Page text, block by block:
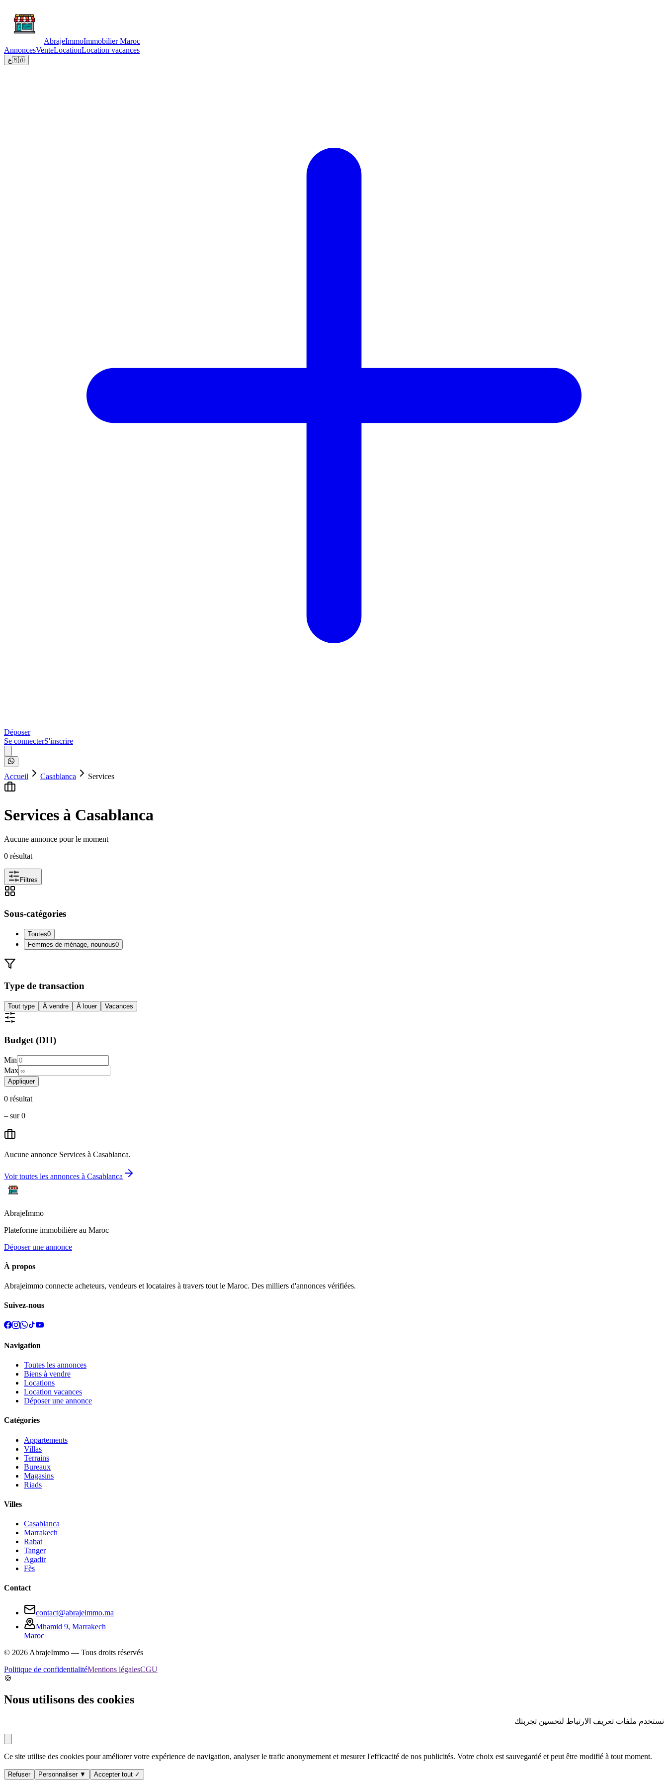
AbrajeImmoImmobilier Maroc
AnnoncesVenteLocationLocation vacances
ع🇲🇦
Déposer
Se connecterS'inscrire
Accueil Casablanca Services
Services à Casablanca
Aucune annonce pour le moment
0 résultat
Filtres
Sous-catégories
Toutes0
Femmes de ménage, nounous0
Type de transaction
Tout type À vendre À louer Vacances
Budget (DH)
Min
Max
Appliquer
0 résultat
– sur0
Aucune annonce Services à Casablanca.
Voir toutes les annonces à Casablanca
AbrajeImmo
Plateforme immobilière au Maroc
Déposer une annonce
À propos
Abrajeimmo connecte acheteurs, vendeurs et locataires à travers tout le Maroc. Des milliers d'annonces vérifiées.
Suivez-nous
Navigation
Toutes les annonces
Biens à vendre
Locations
Location vacances
Déposer une annonce
Catégories
Appartements
Villas
Terrains
Bureaux
Magasins
Riads
Villes
Casablanca
Marrakech
Rabat
Tanger
Agadir
Fès
Contact
contact@abrajeimmo.ma
Mhamid 9, Marrakech
Maroc
© 2026 AbrajeImmo — Tous droits réservés
Politique de confidentialitéMentions légalesCGU
🍪
Nous utilisons des cookies
نستخدم ملفات تعريف الارتباط لتحسين تجربتك
Ce site utilise des cookies pour améliorer votre expérience de navigation, analyser le trafic anonymement et mesurer l'efficacité de nos publicités. Votre choix est sauvegardé et peut être modifié à tout moment.
Refuser Personnaliser ▼ Accepter tout ✓